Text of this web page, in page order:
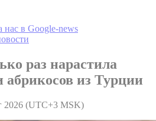
наc в Google-news
раз нарастила
из Турции
2026 (UTC+3 MSK)